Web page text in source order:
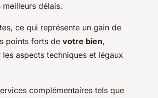
délais.
ce qui représente un gain de
points forts de votre bien,
aspects techniques et légaux
complémentaires tels que